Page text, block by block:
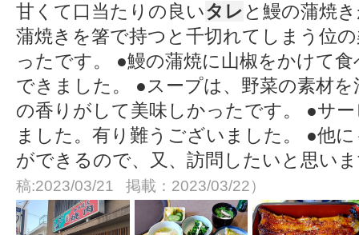
甘くて口当たりの良いタレ と鰻の蒲焼
蒲焼きを箸で持つと千切れてしまう位
ったです。 ●鰻の蒲焼に山椒をかけて
できました。 ●スープは、野菜の素材
の香りがして美味しかったです。 ●サ
ました。有り難うございました。 ●他
ができるので、又、訪問したいと思い
稿:2023/03/21 掲載：2023/03/22）